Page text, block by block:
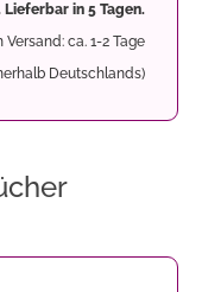
in 5 Tagen.
ca. 1-2 Tage
Deutschlands)